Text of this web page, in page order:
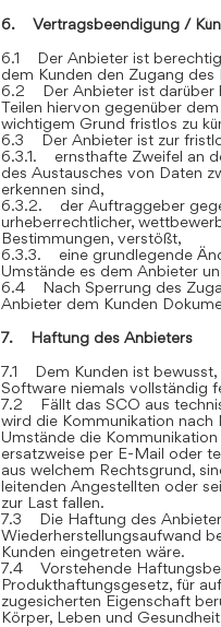
6. Vertragsbeendigung /
6.1 Der Anbieter ist
dem Kunden den Zugang
6.2 Der Anbieter ist darüber
Teilen hiervon gegenüber
wichtigem Grund fristlos zu
6.3 Der Anbieter ist zur
6.3.1. ernsthafte Zweifel an
des Austausches von Daten
erkennen sind,
6.3.2. der Auftraggeber
urheberrechtlicher,
Bestimmungen, verstößt,
6.3.3. eine grundlegende
Umstände es dem Anbieter
6.4 Nach Sperrung des
Anbieter dem Kunden
7. Haftung des Anbieters
7.1 Dem Kunden ist
Software niemals vollständig
7.2 Fällt das SCO aus
wird die Kommunikation
Umstände die
ersatzweise per E-Mail oder
aus welchem Rechtsgrund,
leitenden Angestellten oder
zur Last fallen.
7.3 Die Haftung des
Wiederherstellungsaufwand
Kunden eingetreten wäre.
7.4 Vorstehende
Produkthaftungsgesetz, für
zugesicherten Eigenschaft
Körper, Leben und